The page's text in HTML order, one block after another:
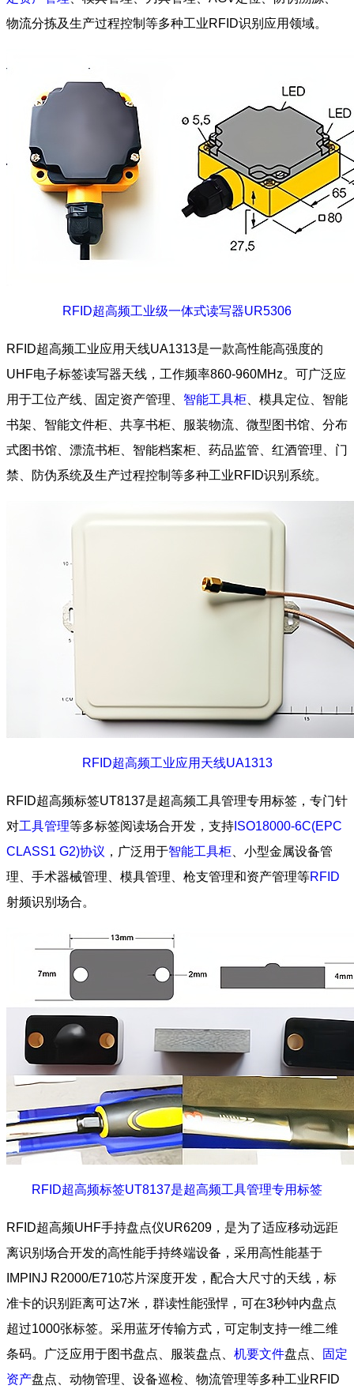
物流分拣及生产过程控制等多种工业RFID识别应用领域。
RFID超高频工业级一体式读写器UR5306
RFID超高频工业应用天线UA1313是一款高性能高强度的
UHF电子标签读写器天线，工作频率860-960MHz。可广泛应
用于工位产线、固定资产管理、 智能工具柜 、模具定位、智能
书架、智能文件柜、共享书柜、服装物流、微型图书馆、分布
式图书馆、漂流书柜、智能档案柜、药品监管、红酒管理、门
禁、防伪系统及生产过程控制等多种工业RFID识别系统。
RFID超高频工业应用天线UA1313
RFID超高频标签UT8137是超高频工具管理专用标签，专门针
对工具管理等多标签阅读场合开发，支持 ISO18000-6C(EPC
CLASS1 G2)协议 ，广泛用于智能工具柜 、小型金属设备管
理、手术器械管理、模具管理、枪支管理和资产管理等RFID
射频识别场合。
RFID超高频标签UT8137是超高频工具管理专用标签
RFID超高频UHF手持盘点仪UR6209，是为了适应移动远距
离识别场合开发的高性能手持终端设备，采用高性能基于
IMPINJ R2000/E710芯片深度开发，配合大尺寸的天线，标
准卡的识别距离可达7米，群读性能强悍，可在3秒钟内盘点
超过1000张标签。采用蓝牙传输方式，可定制支持一维二维
条码。广泛应用于图书盘点、服装盘点、 机要文件盘点、
固定
资产盘点、动物管理、设备巡检、物流管理等多种工业RFID